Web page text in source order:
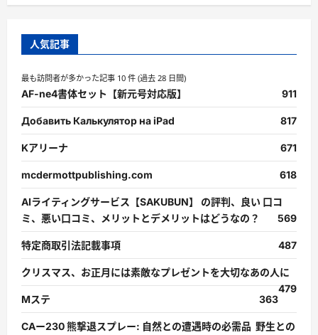
人気記事
最も訪問者が多かった記事 10 件 (過去 28 日間)
AF-ne4書体セット【新元号対応版】 911
Добавить Калькулятор на iPad 817
Kアリーナ 671
mcdermottpublishing.com 618
AIライティングサービス【SAKUBUN】 の評判、良い 口コ
ミ、悪い口コミ、メリットとデメリットはどうなの？
569
特定商取引法記載事項 487
クリスマス、お正月には素敵なプレゼントを大切なあの人に
479
Mステ
363
CAー230 熊撃退スプレー: 自然との遭遇時の必需品 野生との